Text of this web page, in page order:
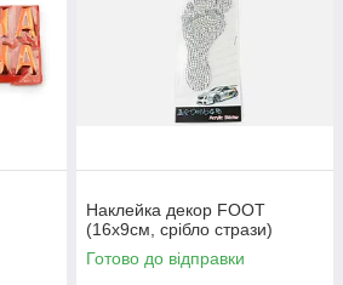
Наклейка декор FOOT
(16x9см, срібло стрази)
Готово до відправки